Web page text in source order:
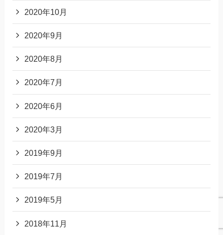
2020年10月
2020年9月
2020年8月
2020年7月
2020年6月
2020年3月
2019年9月
2019年7月
2019年5月
2018年11月